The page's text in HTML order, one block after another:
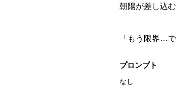
朝陽が差し込
「もう限界…
プロンプト
なし